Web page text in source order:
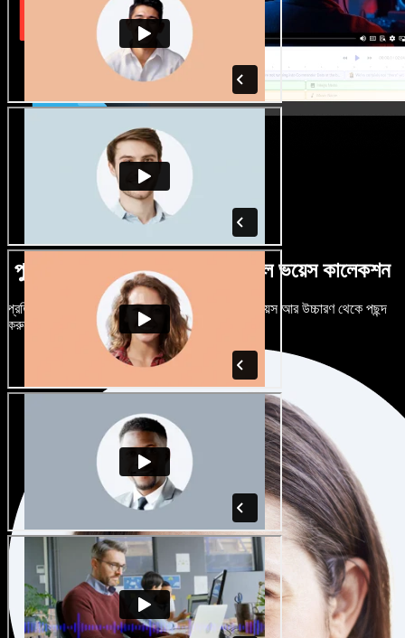
পুরুষ-নারী ভেদে নানান উচ্চারণে বিশাল ভয়েস কালেকশন
প্রতিটি প্রজেক্টকে আলাদা শোনাতে দিন। শত শত AI ভয়েস আর উচ্চারণ থেকে পছন্দ
করুন, নিজের মতো টিউন করুন।